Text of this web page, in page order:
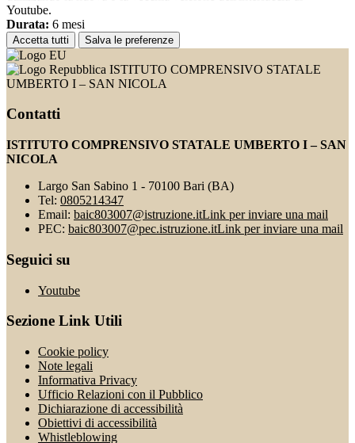
Youtube.
Durata: 6 mesi
Accetta tutti Salva le preferenze
ISTITUTO COMPRENSIVO STATALE
UMBERTO I – SAN NICOLA
Contatti
ISTITUTO COMPRENSIVO STATALE UMBERTO I – SAN
NICOLA
Largo San Sabino 1 - 70100 Bari (BA)
Tel: 0805214347
Email: baic803007@istruzione.itLink per inviare una mail
PEC: baic803007@pec.istruzione.itLink per inviare una mail
Seguici su
Youtube
Sezione Link Utili
Cookie policy
Note legali
Informativa Privacy
Ufficio Relazioni con il Pubblico
Dichiarazione di accessibilità
Obiettivi di accessibilità
Whistleblowing